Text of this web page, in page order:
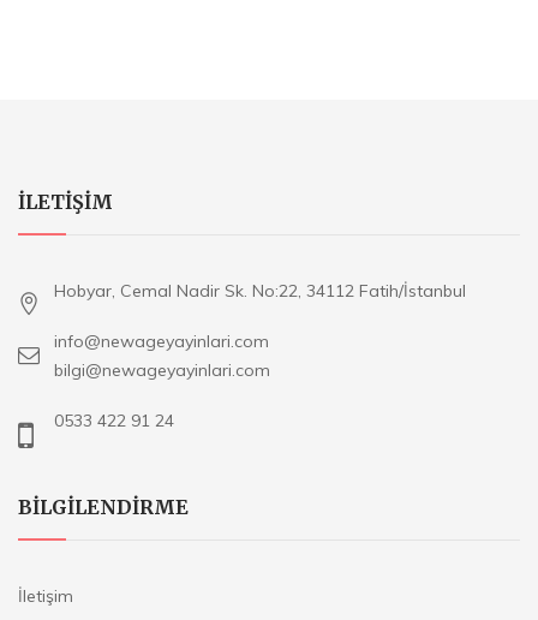
ILETIŞIM
Hobyar, Cemal Nadir Sk. No:22, 34112 Fatih/İstanbul
info@newageyayinlari.com
bilgi@newageyayinlari.com
0533 422 91 24
BILGILENDIRME
İletişim